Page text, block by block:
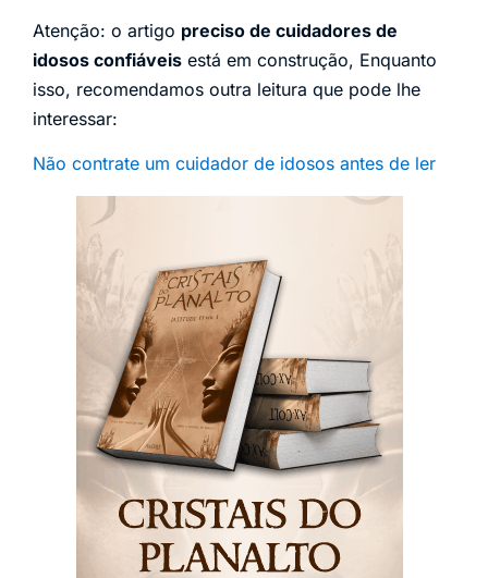
Atenção: o artigo preciso de cuidadores de
idosos confiáveis está em construção, Enquanto
isso, recomendamos outra leitura que pode lhe
interessar:
Não contrate um cuidador de idosos antes de ler